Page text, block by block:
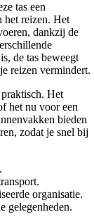
tas een
het reizen. Het
dankzij de
de tas beweegt
reizen vermindert.
Het
het nu voor een
bieden
zodat je snel bij
organisatie.
gelegenheden.